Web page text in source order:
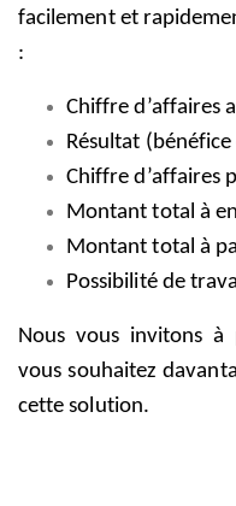
facilement et
:
Chiffre d’affaires
Résultat
Chiffre d’affaires
Montant total à
Montant total à
Possibilité de
Nous vous invitons à
vous souhaitez
cette solution.